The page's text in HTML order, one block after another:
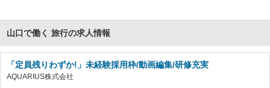
山口で働く 旅行の求人情報
「定員残りわずか!」未経験採用枠/動画編集/研修充実
AQUARIUS株式会社